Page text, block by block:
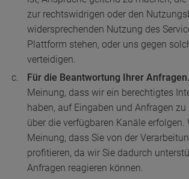
zur rechtswidrigen oder den
widersprechenden Nutzung des
Plattform stehen, oder uns gegen
verteidigen.
Für die Beantwortung Ihrer Anfragen.
Meinung, dass wir ein berechtigtes
haben, auf Eingaben und Anfragen zu
über die verfügbaren Kanäle erfolgen.
Meinung, dass Sie von der
profitieren, da wir Sie dadurch
Anfragen reagieren können.